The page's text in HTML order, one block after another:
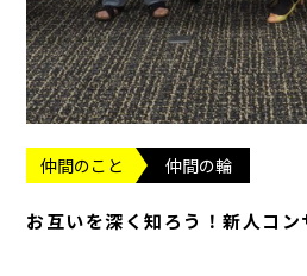
仲間のこと 仲間の輪
お互いを深く知ろう！新人コン